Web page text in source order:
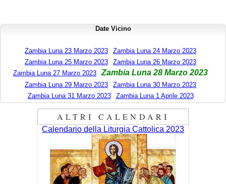
Date Vicino
Zambia Luna 23 Marzo 2023
Zambia Luna 24 Marzo 2023
Zambia Luna 25 Marzo 2023
Zambia Luna 26 Marzo 2023
Zambia Luna 27 Marzo 2023
Zambia Luna 28 Marzo 2023
Zambia Luna 29 Marzo 2023
Zambia Luna 30 Marzo 2023
Zambia Luna 31 Marzo 2023
Zambia Luna 1 Aprile 2023
ALTRI CALENDARI
Calendario della Liturgia Cattolica 2023